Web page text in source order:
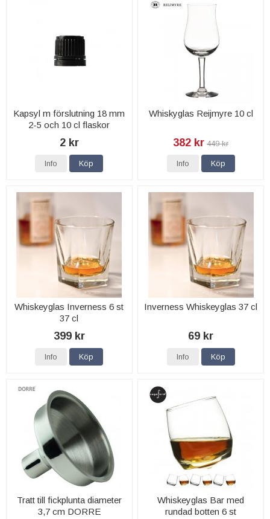
Kapsyl m förslutning 18 mm
2-5 och 10 cl flaskor
2 kr
Info Köp
Whiskyglas Reijmyre 10 cl
382 kr 449 kr
Info Köp
Whiskeyglas Inverness 6 st
37 cl
399 kr
Info Köp
Inverness Whiskeyglas 37 cl
69 kr
Info Köp
Tratt till fickplunta diameter
3,7 cm DORRE
Whiskeyglas Bar med
rundad botten 6 st